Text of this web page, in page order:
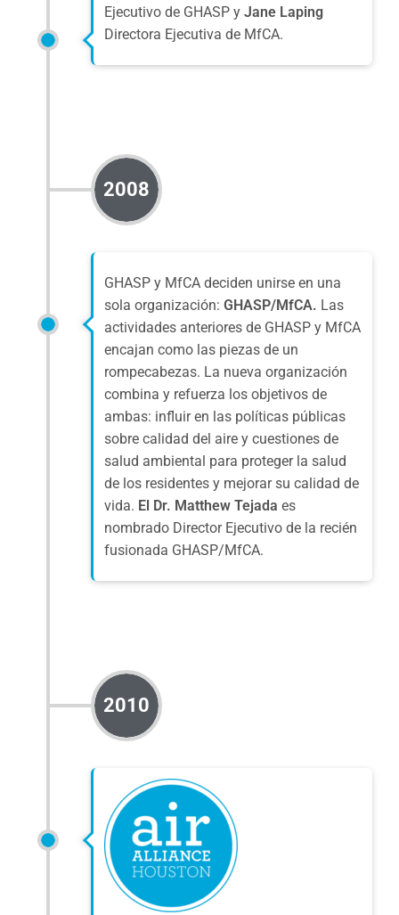
Ejecutivo de GHASP y Jane Laping
Directora Ejecutiva de MfCA.
2008
GHASP y MfCA deciden unirse en una
sola organización: GHASP/MfCA. Las
actividades anteriores de GHASP y MfCA
encajan como las piezas de un
rompecabezas. La nueva organización
combina y refuerza los objetivos de
ambas: influir en las políticas públicas
sobre calidad del aire y cuestiones de
salud ambiental para proteger la salud
de los residentes y mejorar su calidad de
vida. El Dr. Matthew Tejada es
nombrado Director Ejecutivo de la recién
fusionada GHASP/MfCA.
2010